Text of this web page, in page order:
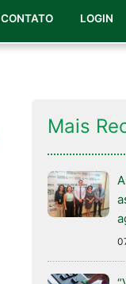
CONTATO LOGIN
Mais